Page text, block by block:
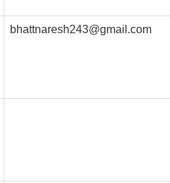
bhattnaresh243@gmail.com